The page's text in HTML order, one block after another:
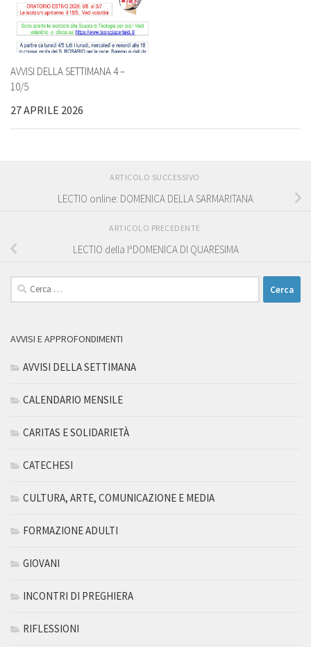
AVVISI DELLA SETTIMANA 4 –
10/5
27 APRILE 2026
ARTICOLO SUCCESSIVO
LECTIO online: DOMENICA DELLA SARMARITANA
ARTICOLO PRECEDENTE
LECTIO della IªDOMENICA DI QUARESIMA
Ricerca
per:
AVVISI E APPROFONDIMENTI
AVVISI DELLA SETTIMANA
CALENDARIO MENSILE
CARITAS E SOLIDARIETÀ
CATECHESI
CULTURA, ARTE, COMUNICAZIONE E MEDIA
FORMAZIONE ADULTI
GIOVANI
INCONTRI DI PREGHIERA
RIFLESSIONI